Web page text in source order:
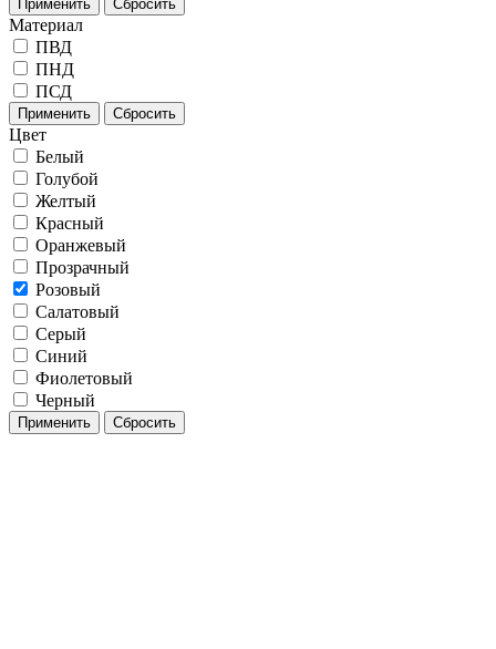
Применить Сбросить
Материал
ПВД
ПНД
ПСД
Применить Сбросить
Цвет
Белый
Голубой
Желтый
Красный
Оранжевый
Прозрачный
Розовый
Салатовый
Серый
Синий
Фиолетовый
Черный
Применить Сбросить